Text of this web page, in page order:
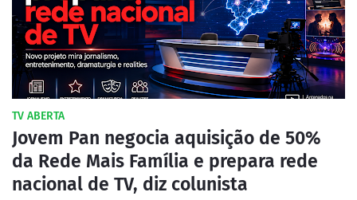
TV ABERTA
Jovem Pan negocia aquisição de 50%
da Rede Mais Família e prepara rede
nacional de TV, diz colunista